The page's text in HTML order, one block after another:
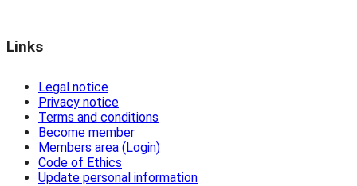
Links
Legal notice
Privacy notice
Terms and conditions
Become member
Members area (Login)
Code of Ethics
Update personal information